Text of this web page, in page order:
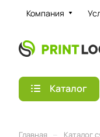
Компания
Каталог
Главная Каталог